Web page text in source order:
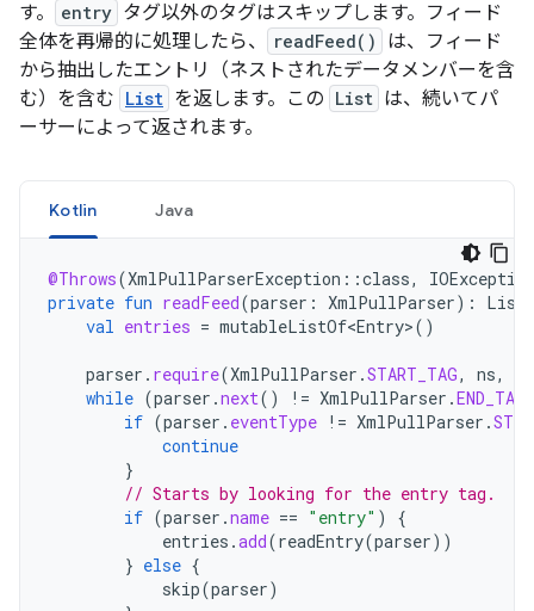
す。 entry タグ以外のタグはスキップします。フィード
全体を再帰的に処理したら、
readFeed()
は、フィード
から抽出したエントリ（ネストされたデータメンバーを含
む）を含む List を返します。この List は、続いてパ
ーサーによって返されます。
Kotlin Java
@Throws(XmlPullParserException ::class,
IOException
private fun readFeed(parser : XmlPullParser):
val entries = mutableListOf<Entry>()
parser . require(XmlPullParser .START_TAG, ns,
while (parser .next() != XmlPullParser .END_TAG
if (parser . eventType != XmlPullParser .
continue
}
// Starts by looking for the entry tag.
if (parser .name == "entry" )
{
entries .add(readEntry(parser))
} else {
skip(parser)